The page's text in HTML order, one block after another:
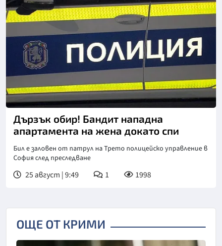
Дързък обир! Бандит нападна
апартамента на жена докато спи
Бил е заловен от патрул на Трето полицейско управление в
София след преследване
25 август | 9:49 1 1998
ОЩЕ ОТ КРИМИ